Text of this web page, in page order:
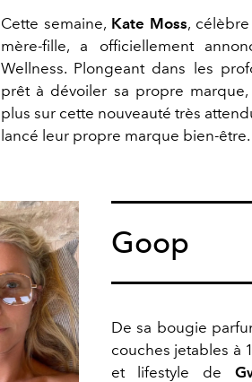
Cette semaine, Kate Moss,
mère-fille, a officiellement
Wellness. Plongeant dans les
prêt à dévoiler sa propre
plus sur cette nouveauté très
lancé leur propre marque bien-être.
Goop
De sa bougie
couches jetables à
et lifestyle de